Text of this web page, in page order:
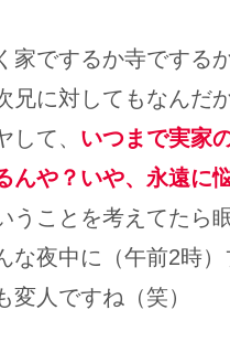
家でするか寺でする
兄に対してもなんだ
して、 いつまで実家
んや？ いや、永遠に
うことを考えてたら
な夜中に（午前2時
変人ですね（笑）